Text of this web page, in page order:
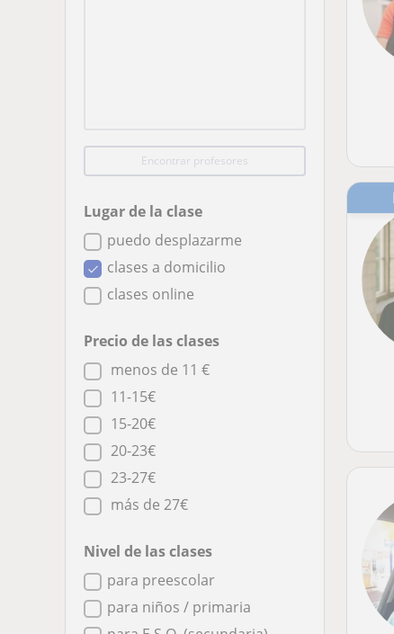
Encontrar profesores
Lugar de la clase
puedo desplazarme
clases a domicilio
clases online
Precio de las clases
menos de 11 €
11-15€
15-20€
20-23€
23-27€
más de 27€
Nivel de las clases
para preescolar
para niños / primaria